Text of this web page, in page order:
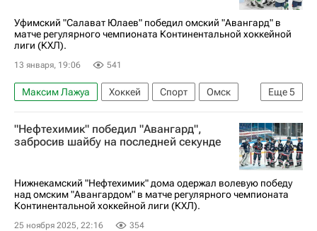
Уфимский "Салават Юлаев" победил омский "Авангард" в
матче регулярного чемпионата Континентальной хоккейной
лиги (КХЛ).
13 января, 19:06 541
Еще5
Максим Лажуа Хоккей Спорт
Омск
Михаил Котляревский
Наиль Якупов
Авангард
Салават Юлаев КХЛ 2025-2026
"Нефтехимик" победил "Авангард",
забросив шайбу на последней секунде
Нижнекамский "Нефтехимик" дома одержал волевую победу
над омским "Авангардом" в матче регулярного чемпионата
Континентальной хоккейной лиги (КХЛ).
25 ноября 2025, 22:16 354